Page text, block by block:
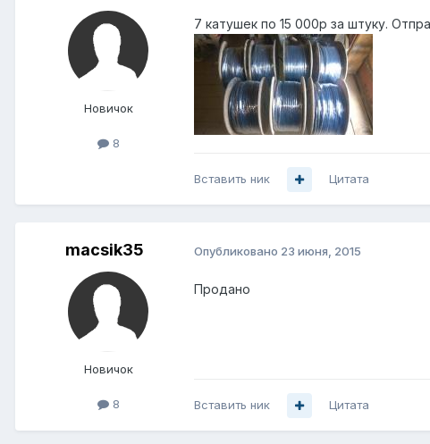
Новичок
8
7 катушек по 15 000р за штуку.
Вставить ник Цитата
macsik35
Новичок
8
Опубликовано 23 июня, 2015
Продано
Вставить ник Цитата